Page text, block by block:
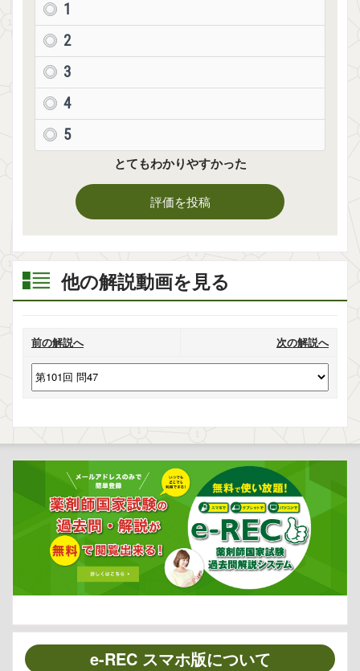
1
2
3
4
5
とてもわかりやすかった
評価を投稿
他の解説動画を見る
前の解説へ 次の解説へ
e-REC スマホ版について